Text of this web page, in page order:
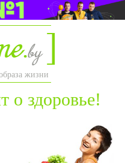
жизни
о здоровье!